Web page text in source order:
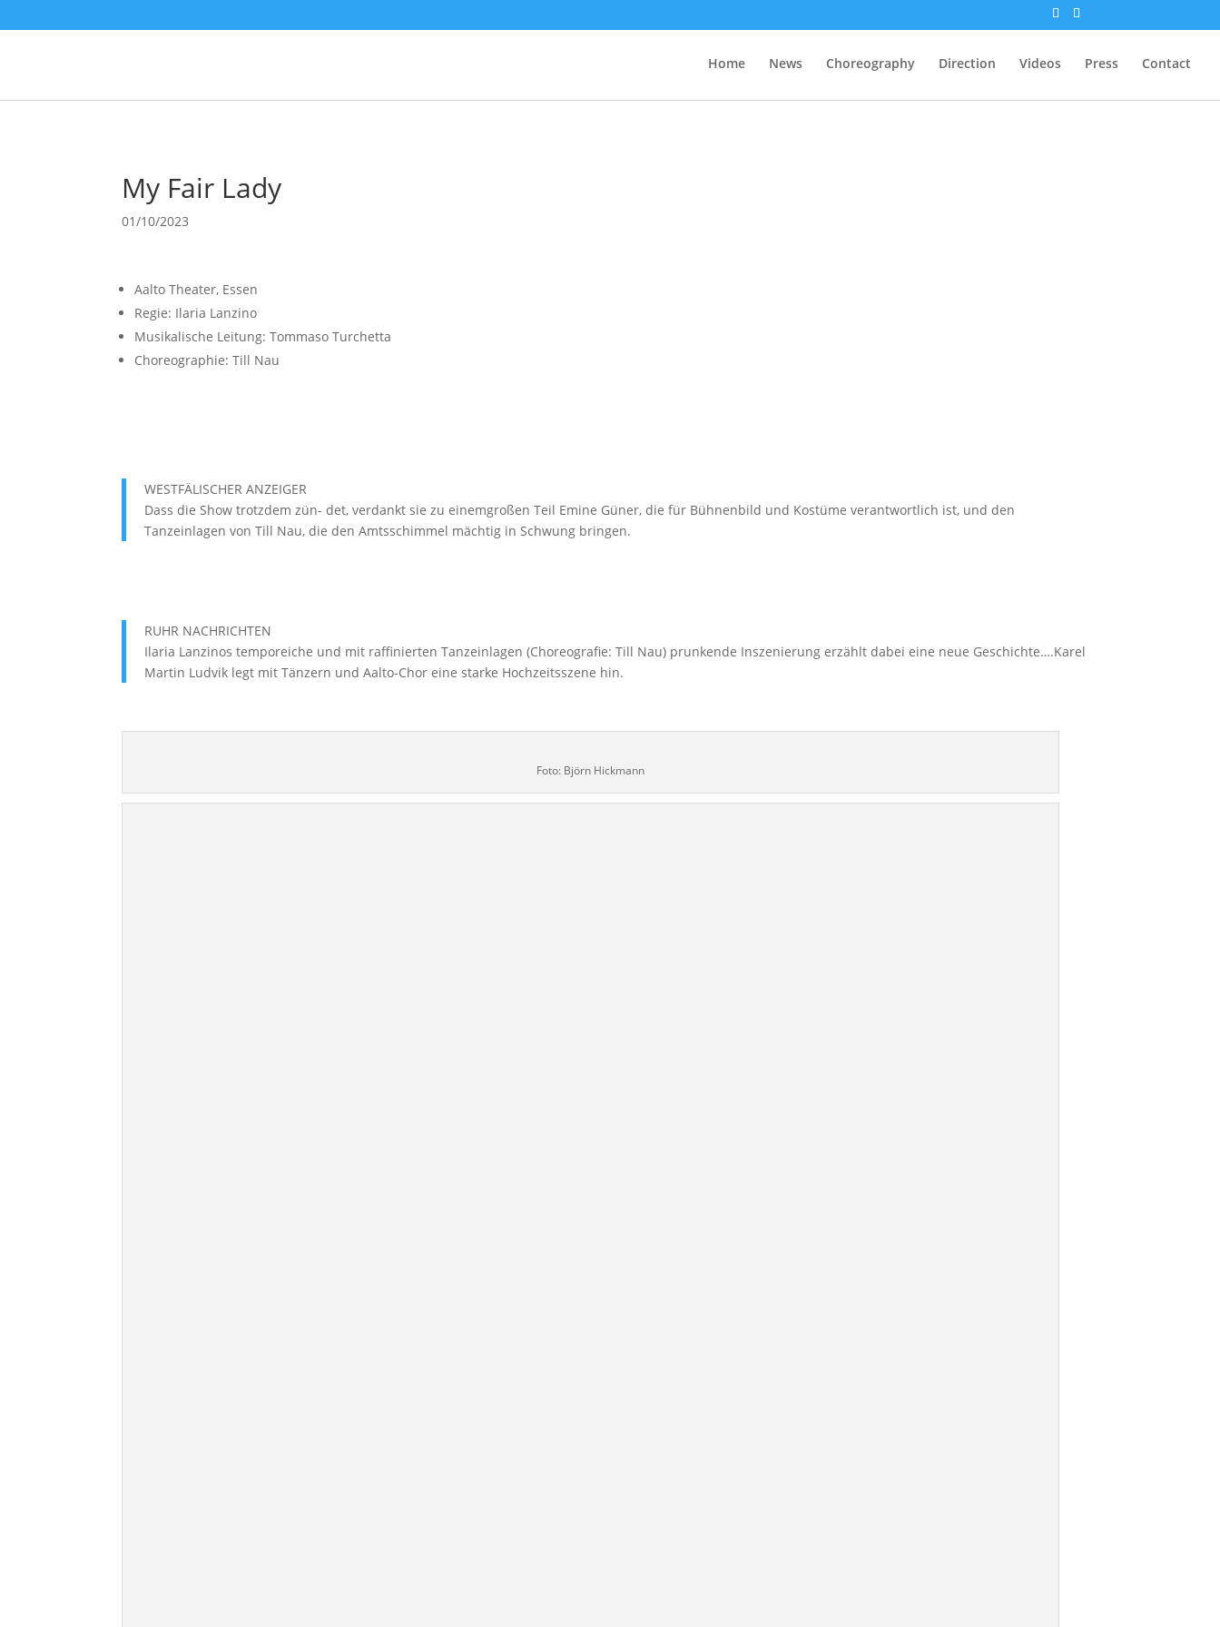
Home News Choreography Direction Videos Press Contact
My Fair Lady
01/10/2023
Aalto Theater, Essen
Regie: Ilaria Lanzino
Musikalische Leitung: Tommaso Turchetta
Choreographie: Till Nau
WESTFÄLISCHER ANZEIGER
Dass die Show trotzdem zün- det, verdankt sie zu einemgroßen Teil Emine Güner, die für Bühnenbild und Kostüme verantwortlich ist, und den
Tanzeinlagen von Till Nau, die den Amtsschimmel mächtig in Schwung bringen.
RUHR NACHRICHTEN
Ilaria Lanzinos temporeiche und mit raffinierten Tanzeinlagen (Choreografie: Till Nau) prunkende Inszenierung erzählt dabei eine neue Geschichte….Karel
Martin Ludvik legt mit Tänzern und Aalto-Chor eine starke Hochzeitsszene hin.
Foto: Björn Hickmann